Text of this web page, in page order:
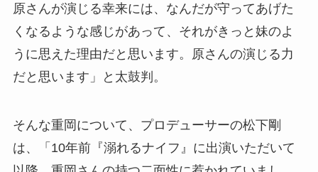
原さんが演じる幸来には、なんだが守ってあげた
くなるような感じがあって、それがきっと妹のよ
うに思えた理由だと思います。原さんの演じる力
だと思います」と太鼓判。
そんな重岡について、プロデューサーの松下剛
は、「10年前『溺れるナイフ』に出演いただいて